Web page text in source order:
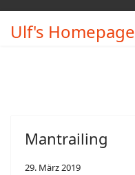
Ulf's Homepage
Mantrailing
29. März 2019